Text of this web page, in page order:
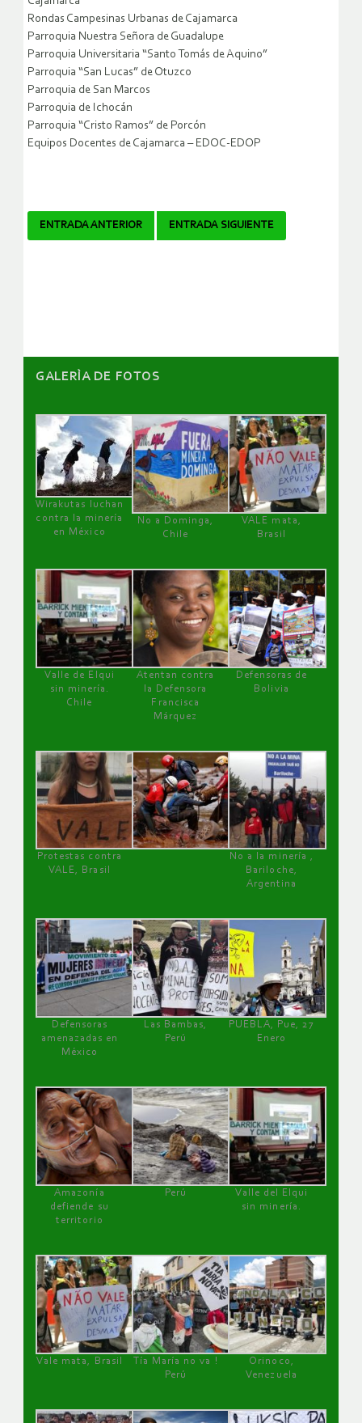
Rondas Campesinas Urbanas de Cajamarca
Parroquia Nuestra Señora de Guadalupe
Parroquia Universitaria “Santo Tomás de Aquino”
Parroquia “San Lucas” de Otuzco
Parroquia de San Marcos
Parroquia de Ichocán
Parroquia “Cristo Ramos” de Porcón
Equipos Docentes de Cajamarca – EDOC-EDOP
Navegador
ENTRADA ANTERIOR ENTRADA SIGUIENTE
GALERÌA DE FOTOS
Wirakutas luchan
contra la minería
en México
No a Dominga,
Chile
VALE mata,
Brasil
Valle de Elqui
sin minería.
Chile
Atentan contra
la Defensora
Francisca
Márquez
Defensoras de
Bolivia
Protestas contra
VALE, Brasil
No a la minería ,
Bariloche,
Argentina
Defensoras
amenazadas en
México
Las Bambas,
Perú
PUEBLA, Pue, 27
Enero
Amazonía
defiende su
territorio
Perú
Valle del Elqui
sin minería.
Vale mata, Brasil
Tía María no va !
Perú
Orinoco,
Venezuela